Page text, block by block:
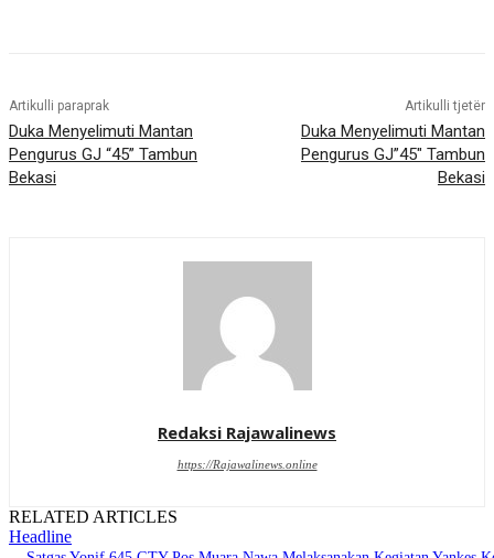
Artikulli paraprak
Duka Menyelimuti Mantan
Pengurus GJ “45” Tambun
Bekasi
Artikulli tjetër
Duka Menyelimuti Mantan
Pengurus GJ”45″ Tambun
Bekasi
Redaksi Rajawalinews
https://Rajawalinews.online
RELATED ARTICLES
Headline